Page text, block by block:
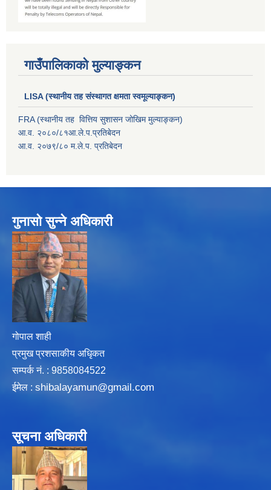
गाउँपालिकाको मुल्याङ्कन
LISA (स्थानीय तह संस्थागत क्षमता स्वमूल्याङ्कन)
FRA (स्थानीय तह वित्तिय सुशासन जोखिम मुल्याङ्कन)
आ.व. २०८०/८१आ.ले.प.प्रतिबेदन
आ.व. २०७९/८० म.ले.प. प्रतिबेदन
गुनासो सुन्ने अधिकारी
गोपाल शाही
प्रमुख प्रशसाकीय अधिृकत
सम्पर्क न‌ं. : 9858084522
ईमेल : shibalayamun@gmail.com
सूचना अधिकारी